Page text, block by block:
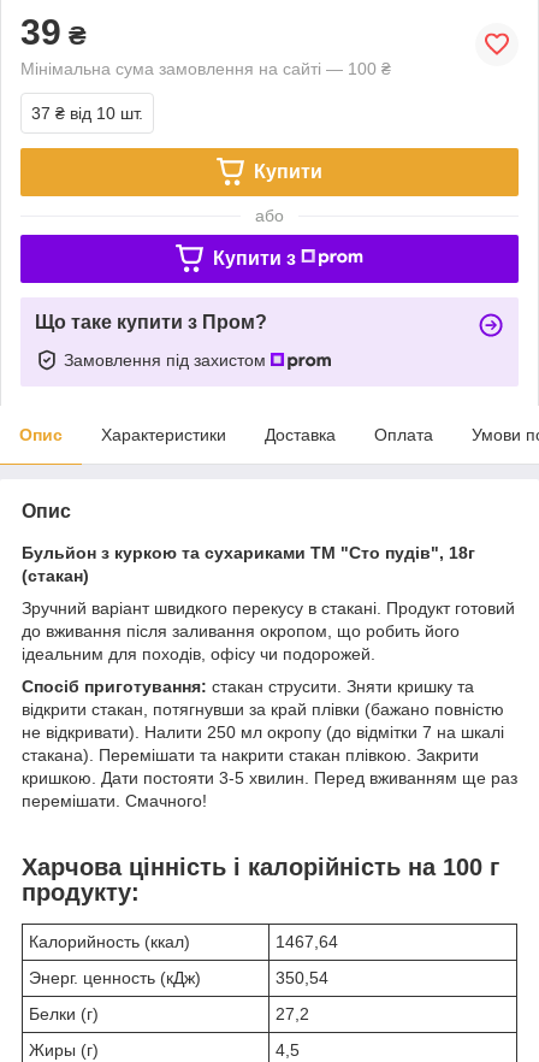
39 ₴
Мінімальна сума замовлення на сайті — 100 ₴
37 ₴ від 10 шт.
Купити
або
Купити з
Що таке купити з Пром?
Замовлення під захистом
Опис Характеристики Доставка Оплата Умови
Опис
Бульйон з куркою та сухариками ТМ "Сто пудів", 18г
(стакан)
Зручний варіант швидкого перекусу в стакані. Продукт готовий
до вживання після заливання окропом, що робить його
ідеальним для походів, офісу чи подорожей.
Спосіб приготування: стакан струсити. Зняти кришку та
відкрити стакан, потягнувши за край плівки (бажано повністю
не відкривати). Налити 250 мл окропу (до відмітки 7 на шкалі
стакана). Перемішати та накрити стакан плівкою. Закрити
кришкою. Дати постояти 3-5 хвилин. Перед вживанням ще раз
перемішати. Смачного!
Харчова цінність і калорійність на 100 г
продукту:
Калорийность (ккал)
1467,64
Энерг. ценность (кДж)
350,54
Белки (г)
27,2
Жиры (г)
4,5